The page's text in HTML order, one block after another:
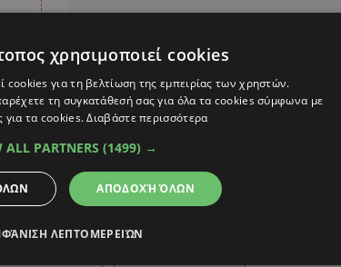
χρησιμοποιεί cookies
cookies για τη βελτίωση της εμπειρίας των χρηστών.
τη συγκατάθεσή σας για όλα τα cookies σύμφωνα με
για τα cookies.Διαβάστε περισσότερα
ALL PARTNERS (1499) →
ΑΠΟΔΟΧΉ ΌΛΩΝ
ΛΕΠΤΟΜΕΡΕΙΏΝ